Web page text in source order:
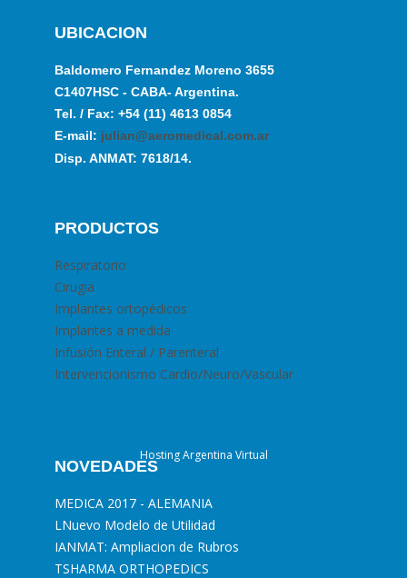
UBICACION
Baldomero Fernandez Moreno 3655
C1407HSC - CABA- Argentina.
Tel. / Fax: +54 (11) 4613 0854
E-mail: julian@aeromedical.com.ar
Disp. ANMAT: 7618/14.
PRODUCTOS
Respiratorio
Cirugia
Implantes ortopédicos
Implantes a medida
Infusión Enteral / Parenteral
Intervencionismo Cardio/Neuro/Vascular
NOVEDADES
MEDICA 2017 - ALEMANIA
LNuevo Modelo de Utilidad
IANMAT: Ampliacion de Rubros
TSHARMA ORTHOPEDICS
Hosting Argentina Virtual